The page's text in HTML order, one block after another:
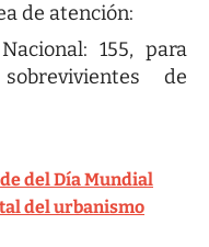
de atención:
155, para
de
del Día Mundial
del urbanismo